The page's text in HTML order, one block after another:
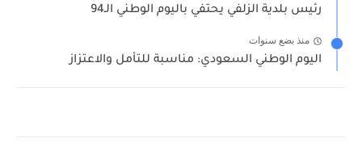
رئيس بلدية الزلفي يحتفي باليوم الوطني الـ94
منذ بضع سنوات
اليوم الوطني السعودي: مناسبة للتأمل والاعتزاز